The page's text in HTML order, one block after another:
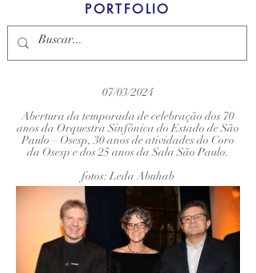
PORTFOLIO
07/03/2024
Abertura da temporada de celebração dos 70
anos da Orquestra Sinfônica do Estado de São
Paulo – Osesp, 30 anos de atividades do Coro
da Osesp e dos 25 anos da Sala São Paulo.
fotos: Leda Abuhab